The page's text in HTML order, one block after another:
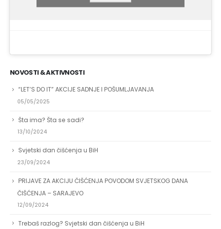
NOVOSTI & AKTIVNOSTI
“LET’S DO IT” AKCIJE SADNJE I POŠUMLJAVANJA
05/05/2025
Šta ima? Šta se sadi?
13/10/2024
Svjetski dan čišćenja u BiH
23/09/2024
PRIJAVE ZA AKCIJU ČIŠĆENJA POVODOM SVJETSKOG DANA
ČIŠĆENJA – SARAJEVO
12/09/2024
Trebaš razlog? Svjetski dan čišćenja u BiH